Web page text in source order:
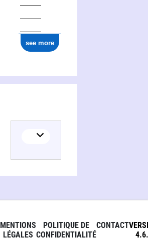
see more
MENTIONS
LÉGALES
POLITIQUE DE
CONFIDENTIALITÉ
CONTACT